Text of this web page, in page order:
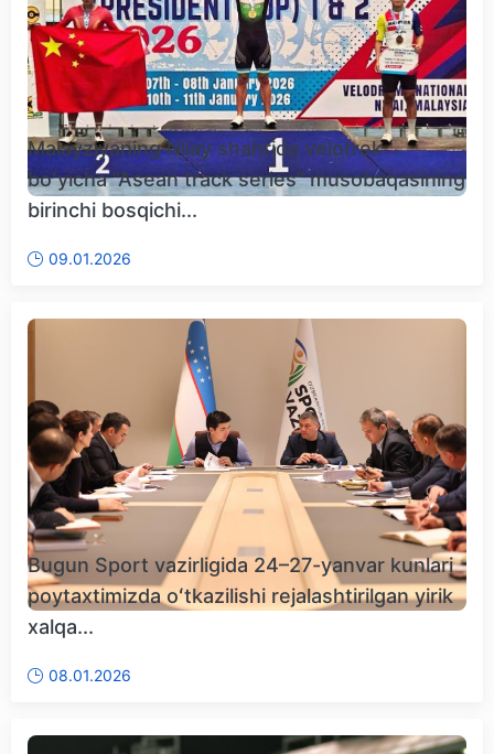
Malayziyaning Nilay shahrida velotrek
boʻyicha “Asean track series” musobaqasining
birinchi bosqichi...
09.01.2026
Bugun Sport vazirligida 24–27-yanvar kunlari
poytaxtimizda oʻtkazilishi rejalashtirilgan yirik
xalqa...
08.01.2026